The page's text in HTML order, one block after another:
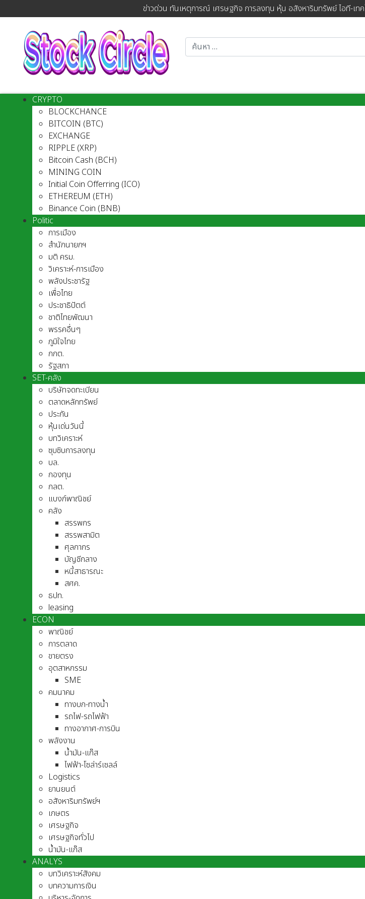
ข่าวด่วน ทันเหตุการณ์ เศรษฐกิจ การลงทุน หุ้น อสังหาริมทรัพย์ ไอที-เท
CRYPTO
BLOCKCHANCE
BITCOIN (BTC)
EXCHANGE
RIPPLE (XRP)
Bitcoin Cash (BCH)
MINING COIN
Initial Coin Offerring (ICO)
ETHEREUM (ETH)
Binance Coin (BNB)
Politic
การเมือง
สำนักนายกฯ
มติ ครม.
วิเคราะห์-การเมือง
พลังประชารัฐ
เพื่อไทย
ประชาธิปัตต์
ชาติไทยพัฒนา
พรรคอื่นๆ
ภูมิใจไทย
กกต.
รัฐสภา
SET-คลัง
บริษัทจดทะเบียน
ตลาดหลักทรัพย์
ประกัน
หุ้นเด่นวันนี้
บทวิเคราะห์
ซุบซิบการลงทุน
บล.
กองทุน
กลต.
แบงก์พาณิชย์
คลัง
สรรพกร
สรรพสามิต
ศุลกากร
บัญชีกลาง
หนี้สาธารณะ
สศค.
ธปท.
leasing
ECON
พาณิชย์
การตลาด
ขายตรง
อุตสาหกรรม
SME
คมนาคม
ทางบก-ทางน้ำ
รถไฟ-รถไฟฟ้า
ทางอากาศ-การบิน
พลังงาน
น้ำมัน-แก๊ส
ไฟฟ้า-โซล่าร์เซลล์
Logistics
ยานยนต์
อสังหาริมทรัพย์ฯ
เกษตร
เศรษฐกิจ
เศรษฐกิจทั่วไป
น้ำมัน-แก๊ส
ANALYS
บทวิเคราะห์สังคม
บทความการเงิน